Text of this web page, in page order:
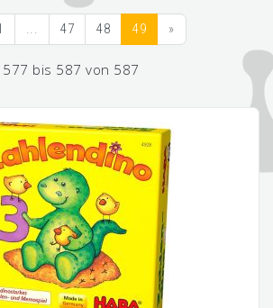
... 47 48 49 »
577 bis 587 von 587